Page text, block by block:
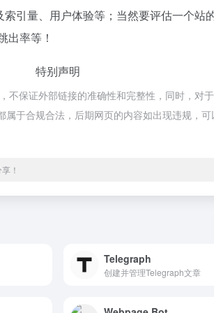
引量、用户体验等；当然要评估一个
出率等！
特别声明
保证外部链接的准确性和完整性，同时，对
于合规合法，后期网页的内容如出现违规，
！
Telegraph
创建并管理Telegraph文章